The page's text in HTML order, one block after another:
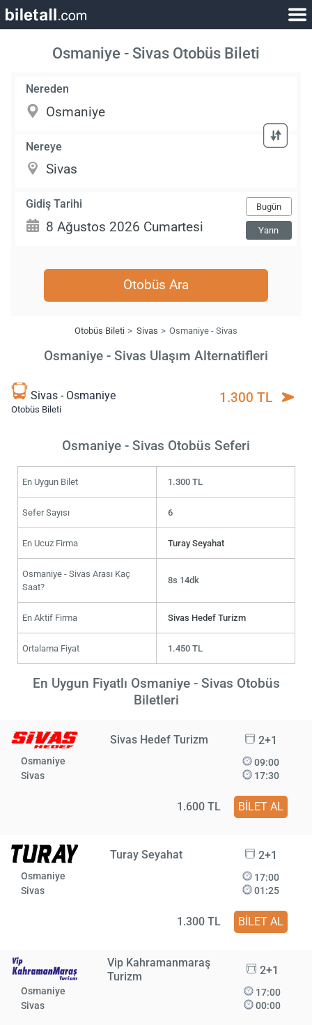
Osmaniye - Sivas Otobüs Bileti
Nereden
Nereye
Gidiş Tarihi Bugün
Yarın
Otobüs Ara
Otobüs Bileti Sivas Osmaniye - Sivas
Osmaniye - Sivas Ulaşım Alternatifleri
Sivas - Osmaniye
Otobüs Bileti
1.300 TL
Osmaniye - Sivas Otobüs Seferi
En Uygun Bilet 1.300 TL
Sefer Sayısı 6
En Ucuz Firma Turay Seyahat
Osmaniye - Sivas Arası Kaç
Saat?
8s 14dk
En Aktif Firma Sivas Hedef Turizm
Ortalama Fiyat 1.450 TL
En Uygun Fiyatlı Osmaniye - Sivas Otobüs
Biletleri
Sivas Hedef Turizm 2+1
Osmaniye
Sivas
09:00
17:30
1.600 TL BİLET AL
Turay Seyahat 2+1
Osmaniye
Sivas
17:00
01:25
1.300 TL BİLET AL
Vip Kahramanmaraş
Turizm
2+1
Osmaniye
Sivas
17:00
00:00